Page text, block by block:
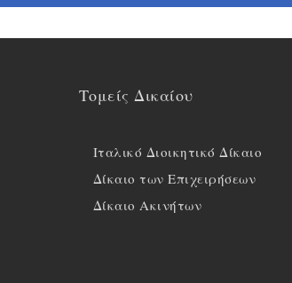
Τομείς Δικαίου
Ιταλικό Διοικητικό Δίκαιο
Δίκαιο των Επιχειρήσεων
Δίκαιο Ακινήτων